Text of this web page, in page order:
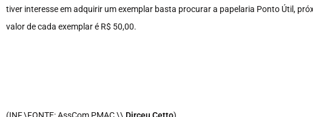
tiver interesse em adquirir um exemplar basta procurar a papelaria Ponto Útil,
valor de cada exemplar é R$ 50,00.